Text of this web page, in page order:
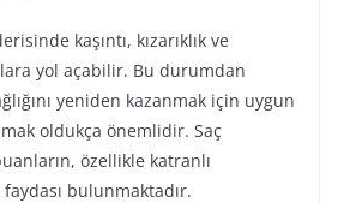
kaşıntı, kızarıklık ve
yol açabilir. Bu durumdan
yeniden kazanmak için uygun
oldukça önemlidir. Saç
özellikle katranlı
bulunmaktadır.